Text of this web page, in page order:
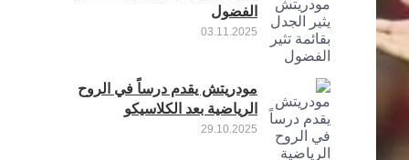
الفضول
03.11.2025
مودريتش يقدم درساً في الروح
الرياضية بعد الكلاسيكو
29.10.2025